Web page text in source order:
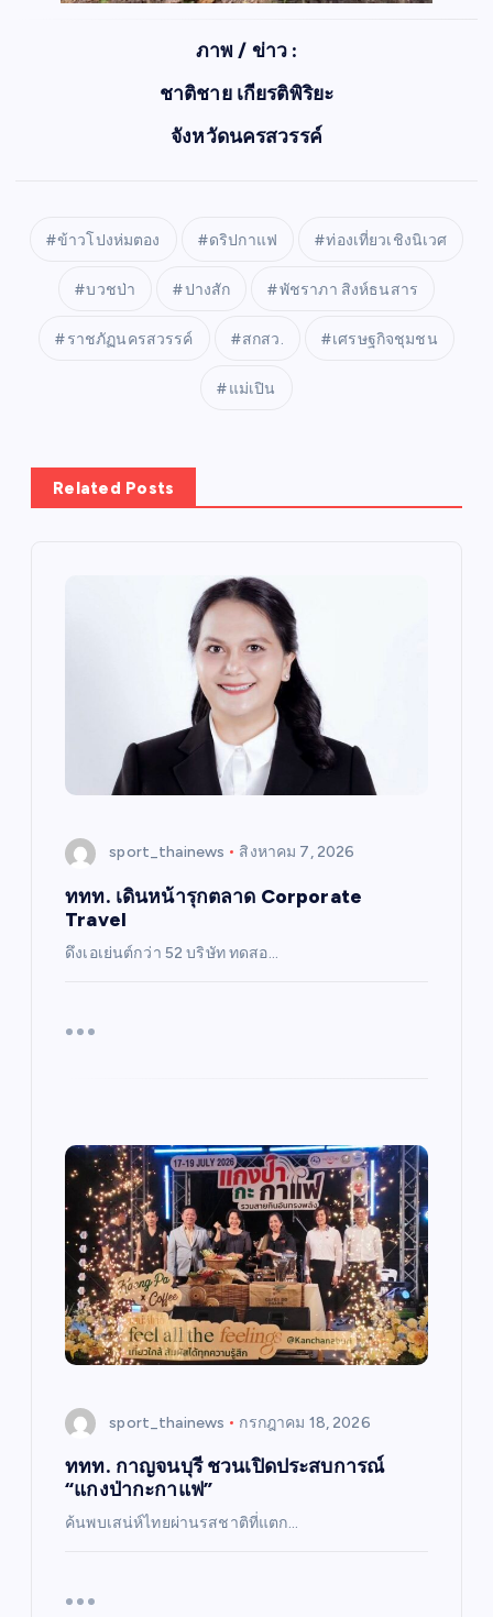
ภาพ / ข่าว :
ชาติชาย เกียรติพิริยะ
จังหวัดนครสวรรค์
ข้าวโปงห่มตอง ดริปกาแฟ ท่องเที่ยวเชิงนิเวศ
บวชป่า ปางสัก พัชราภา สิงห์ธนสาร
ราชภัฏนครสวรรค์ สกสว. เศรษฐกิจชุมชน
แม่เปิน
Related Posts
sport_thainews สิงหาคม 7, 2026
ททท. เดินหน้ารุกตลาด Corporate
Travel
ดึงเอเย่นต์กว่า 52 บริษัท ทดสอ…
sport_thainews กรกฎาคม 18, 2026
ททท. กาญจนบุรี ชวนเปิดประสบการณ์
“แกงป่ากะกาแฟ”
ค้นพบเสน่ห์ไทยผ่านรสชาติที่แตก…